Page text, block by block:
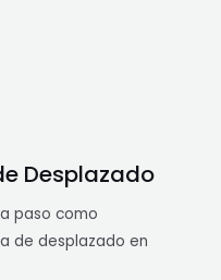
Desplazado
paso como
de desplazado en